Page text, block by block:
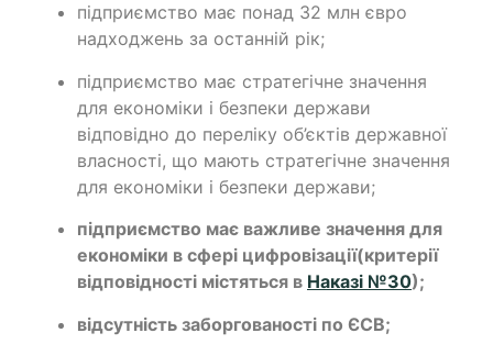
підприємство має понад 32 млн євро
надходжень за останній рік;
підприємство має стратегічне значення
для економіки і безпеки держави
відповідно до переліку об’єктів державної
власності, що мають стратегічне значення
для економіки і безпеки держави;
підприємство має важливе значення для
економіки в сфері цифровізації(критерії
відповідності містяться в Наказі №30);
відсутність заборгованості по ЄСВ;